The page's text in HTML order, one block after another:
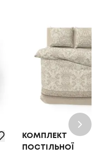
КОМПЛЕКТ
ПОСТІЛЬНОЇ